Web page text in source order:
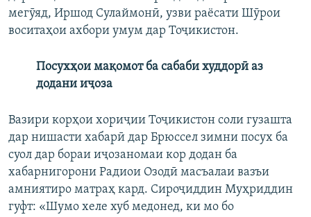
мегӯяд, Иршод Сулаймонӣ, узви раёсати Шӯрои
воситаҳои ахбори умум дар Тоҷикистон.
Посухҳои мақомот ба сабаби худдорӣ аз
додани иҷоза
Вазири корҳои хориҷии Тоҷикистон соли гузашта
дар нишасти хабарӣ дар Брюссел зимни посух ба
суол дар бораи иҷозаномаи кор додан ба
хабарнигорони Радиои Озодӣ масъалаи вазъи
амниятиро матраҳ кард. Сироҷиддин Муҳриддин
гуфт: «Шумо хеле хуб медонед, ки мо бо